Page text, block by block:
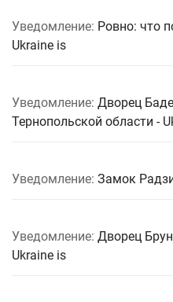
Уведомление: Ровно: что
Ukraine is
Уведомление: Дворец
Тернопольской области -
Уведомление: Замок
Уведомление: Дворец
Ukraine is